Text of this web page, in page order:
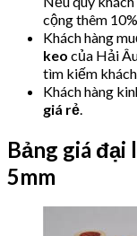
cộng thêm
Khách hàng
keo của Hải
tìm kiếm
Khách hàng
giá rẻ
Bảng giá đại
5mm